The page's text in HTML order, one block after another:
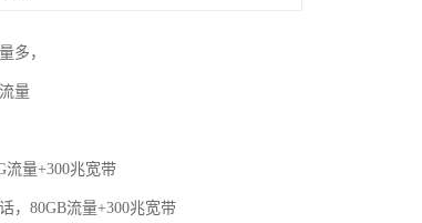
多，
量
流量+300兆宽带
，80GB流量+300兆宽带